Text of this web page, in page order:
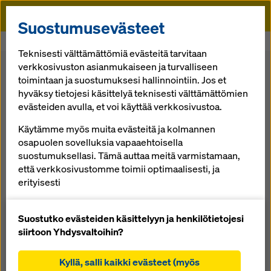
Doka
Takaisin yleiskatsaukseen
Jär­jes­tel­mä­muot­ti
Framax Xlife
Te­ho­kas te­räs­ke­hä­muot­ti suur­ten pin­to­jen muo­ti­
Yleiskatsaus
Ohjeet, tiedostot & videot
Suostumusevästeet
Teknisesti välttämättömiä evästeitä tarvitaan
verkkosivuston asianmukaiseen ja turvalliseen
toimintaan ja suostumuksesi hallinnointiin. Jos et
hyväksy tietojesi käsittelyä teknisesti välttämättömien
evästeiden avulla, et voi käyttää verkkosivustoa.
Käytämme myös muita evästeitä ja kolmannen
osapuolen sovelluksia vapaaehtoisella
suostumuksellasi. Tämä auttaa meitä varmistamaan,
että verkkosivustomme toimii optimaalisesti, ja
erityisesti
toiminnallisuutta (toiminnalliset ja tilastolliset
evästeet),
verkkokauppaa käytettäessä (toiminnalliset ja
Suostutko evästeiden käsittelyyn ja henkilötietojesi
siirtoon Yhdysvaltoihin?
Kyllä, salli kaikki evästeet (myös